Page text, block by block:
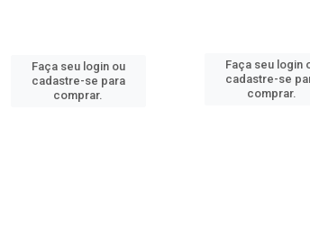
Faça seu login ou
cadastre-se para
comprar.
Faça seu login
cadastre-se
comprar.